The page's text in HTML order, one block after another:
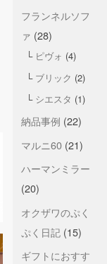
フランネルソフ
ァ (28)
ピヴォ (4)
ブリック (2)
シエスタ (1)
納品事例 (22)
マルニ60(21)
ハーマンミラー
(20)
オクザワのぷく
ぷく日記(15)
ギフトにおすす